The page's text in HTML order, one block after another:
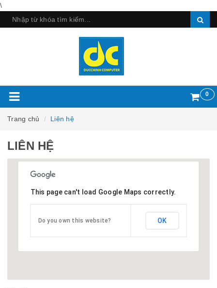
\
0
Trang chủ Liên hệ
LIÊN HỆ
This page can't load Google Maps correctly.
Do you own this website? OK